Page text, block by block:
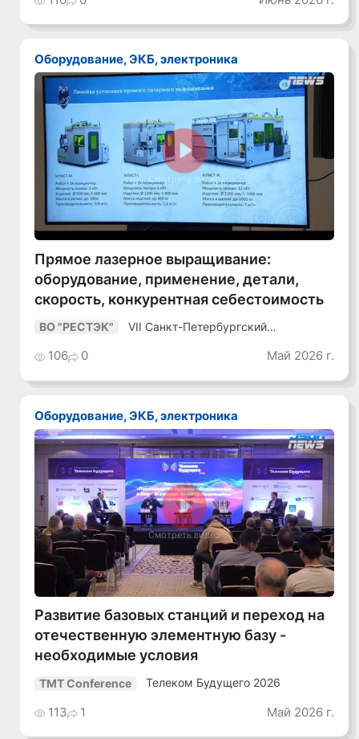
Оборудование, ЭКБ, электроника
Смотреть видео
Прямое лазерное выращивание:
оборудование, применение, детали,
скорость, конкурентная себестоимость
ВО "РЕСТЭК"
VII Санкт-Петербургский
106 0 Май 2026 г.
Оборудование, ЭКБ, электроника
Смотреть видео
Развитие базовых станций и переход на
отечественную элементную базу -
необходимые условия
TMT Conference Телеком Будущего 2026
113 1 Май 2026 г.